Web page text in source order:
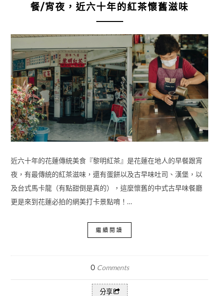
餐/宵夜，近六十年的紅茶懷舊滋味
近六十年的花蓮傳統美食『黎明紅茶』是花蓮在地人的早餐跟宵
夜，有最傳統的紅茶滋味，還有蛋餅以及古早味吐司、漢堡，以
及台式馬卡龍（有點甜倒是真的），這麼懷舊的中式古早味餐廳
更是來到花蓮必拍的網美打卡景點唷！…
繼續閱讀
0 Comments
分享